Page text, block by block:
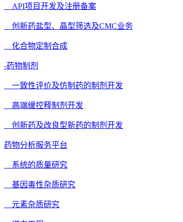
API项目开发及注册备案
创新药盐型、晶型筛选及CMC业务
化合物定制合成
-药物制剂
一致性评价及仿制药的制剂开发
高端缓控释制剂开发
创新药及改良型新药的制剂开发
药物分析服务平台
系统的质量研究
基因毒性杂质研究
元素杂质研究